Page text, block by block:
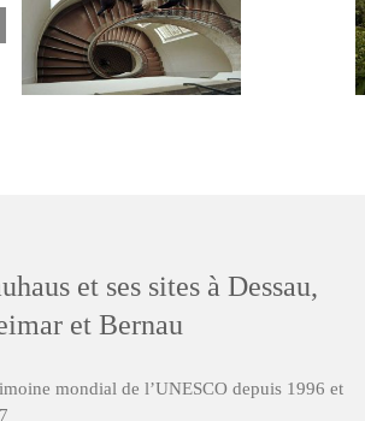
et ses sites à Dessau,
et Bernau
mondial de l’UNESCO depuis 1996 et